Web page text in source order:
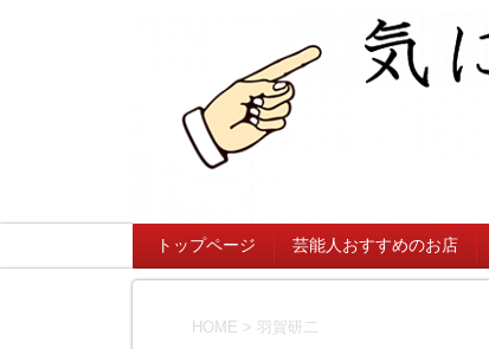
トップページ 芸能人おすすめのお店
HOME > 羽賀研二